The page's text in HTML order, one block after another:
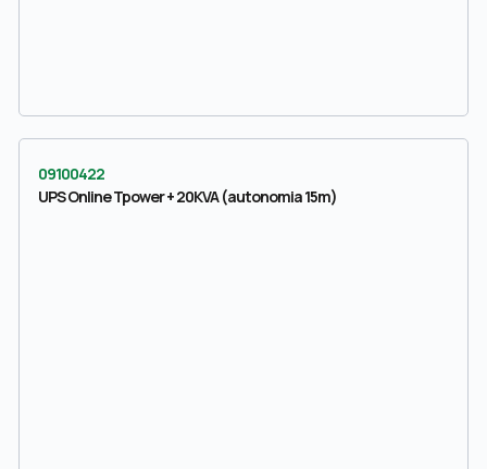
09100422
UPS Online Tpower + 20KVA (autonomia 15m)